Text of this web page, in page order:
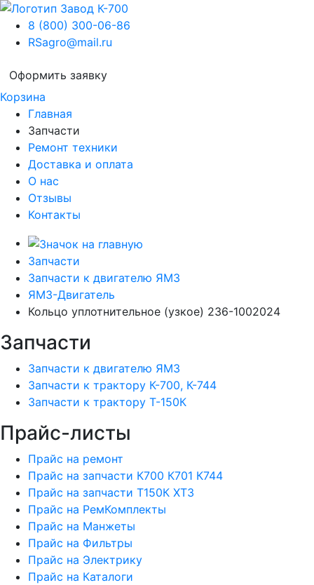
8 (800) 300-06-86
RSagro@mail.ru
Оформить заявку
Корзина
Главная
Запчасти
Ремонт техники
Доставка и оплата
О нас
Отзывы
Контакты
Запчасти
Запчасти к двигателю ЯМЗ
ЯМЗ-Двигатель
Кольцо уплотнительное (узкое) 236-1002024
Запчасти
Запчасти к двигателю ЯМЗ
Запчасти к трактору К-700, К-744
Запчасти к трактору Т-150К
Прайс-листы
Прайс на ремонт
Прайс на запчасти К700 К701 К744
Прайс на запчасти Т150К ХТЗ
Прайс на РемКомплекты
Прайс на Манжеты
Прайс на Фильтры
Прайс на Электрику
Прайс на Каталоги